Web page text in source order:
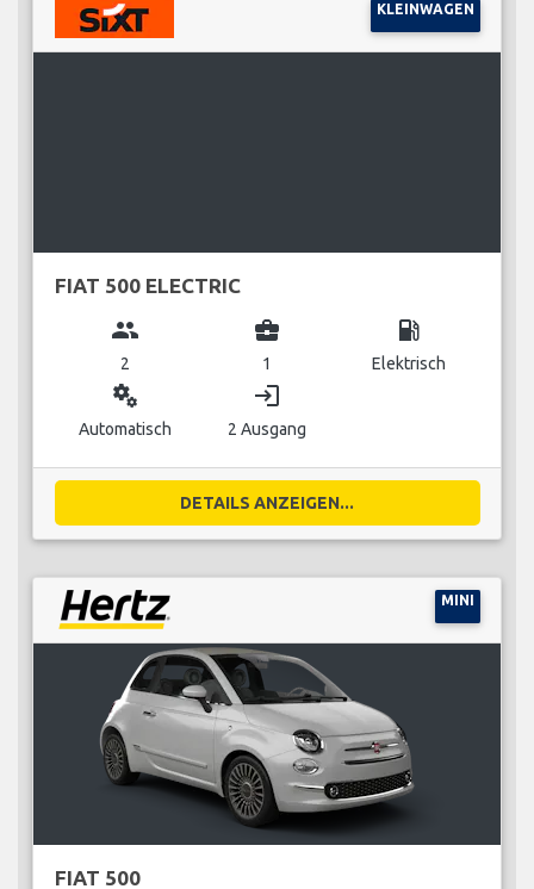
KLEINWAGEN
FIAT 500 ELECTRIC
group
2
business_center
1
local_gas_station
Elektrisch
miscellaneous_services
Automatisch
login
2 Ausgang
DETAILS ANZEIGEN...
MINI
FIAT 500